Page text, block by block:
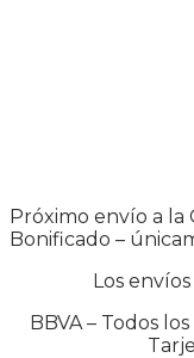
Próximo envío a la
Bonificado –
Los
BBVA – Todos